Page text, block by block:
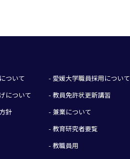
ついて
について
針
- 愛媛大学職員採用について
- 教員免許状更新講習
- 兼業について
- 教育研究者要覧
- 教職員用